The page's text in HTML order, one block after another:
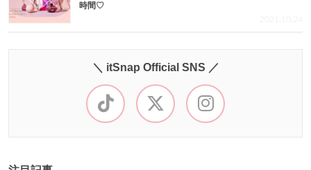
時間♡
2021.10.24
＼ itSnap Official SNS ／